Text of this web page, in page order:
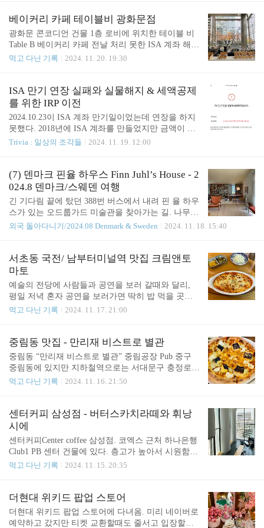
아예 뜨지 않는 경우가 종종...? 결국 데이터 사용량
이 늘어나게 되어, KT에서 KT알뜰폰으로 갈아타기
도 했다..
가 서울의 시골 같은 느낌.광화문,서대문과 신촌 사
이에 끼어 있고 오래전엔 나름 메인스트림이었을텐
데 지금은 시간의 흐름에서 뒤쳐진 느낌이다. 옛 모
아 있는 것이 나는 푸근하고 좋은데, 주민은들 어떨
보이는 깔끔함과 실제 위생은 큰 차이가 있다고 생각
한다. 막 문을 열어서 깔끔해 보이는 식당도 얼마든
지 불결하게 운영될 수도 있고, 철길떡볶이는 무허가
..
베이커리 카페 테이블비 광화문점
광화문 콘코디언 건물 1층 로비에 위치한 테이블 비
Table B 베이커리 카페 전날 처리 못한 ISA 계좌 해결
을 위해 이틀 연속 NH증권 광화문금융센터로 출근하
4.10.23이 ISA 계좌 만기일이었는데 연장을 하지 못
했다. 2018년에 ISA 계좌를 만들었지만 금액이 많지
는 않아서 매번 연장을 해왔는데 그만 깜빡해버렸다.
만기일이 지나면 절대 연장은 불가능하mooncake.tist
ory.com회사로 복귀 전 테이블 비에서 아침으로 빵과
커피를 마셨다. * 콘코디언 건물 1층 로비엔 카페가 3
이블 비는..
먹고 다닌 기록 2024. 11. 20. 19:30
ISA 만기 연장 실패와 실물해지 & 세액공제
를 위한 IRP 이전
2024.10.23이 ISA 계좌 만기일이었는데 연장을 하지
못했다. 2018년에 ISA 계좌를 만들었지만 금액이 많
지는 않아서 매번 연장을 해왔는데 그만 깜빡해버렸
받을까하고, 오전에 휴가를 내고 NH증권에 갔다. (1)
만기일이 지난 ISA계좌는 실물해지 가능. 즉, 꼭 계
좌 안에 들어 있는 주식을 매도할 필요는 없다. 실물
해지 처리 시 기존 ISA 계좌의 번호와 안에 들어 있
는 주식은 그대로 유지되고, 계좌 종류만 일반 계좌
로 변경된다. (2) ISA계좌 실물해지 후 바로 다시 새 I
이 필요하지 않다. 모바일로 전부 처리 가능. 내가 영
업점에 ..
Trivia : 일상의 조각들 2024. 11. 19. 12:00
(7) 덴마크 핀율 하우스 Finn Juhl’s House - 2
024.8 덴마크/스웨덴 여행
긴 기다림 끝에 탔던 388번 버스에서 내려 핀 율 하우
스가 있는 오드룹가드 미술관을 찾아가는 길. 나무만
울창하고 사람은 전혀 보이지 않아, 과연 여기가 맞
aard Museum은 11시부터 17시까지 열고, 수요일만 미
술관은 19시까지, 카페는 21시까지. 오드룹가드 입구
를 지나서도 숲 같은 곳을 한참 걸어갔다. 그러다가
드디어 귀족 저택 같은 곳이 보이고 영국식 정원 같
은 곳도 보였다.(영국식 아닐 수도 있음ㅎㅎ 저의 지
식의 한계입니다) 드디어 오드룹가드 미술관 본관 입
입장권을 받았다. 이 큐알 코드를 입장할때마다 찍고
다니면 된다..
외국 돌아다니기/2024.08 Denmark & Sweden 2024. 11. 18. 15:40
서초동 국전/ 남부터미널역 맛집 크림앤토
마토
예술의 전당에 사람들과 공연을 보러 갈때와 달리,
평일 저녁 혼자 공연을 보러가면 딱히 밥 먹을 곳이
없어 남부터미널역 근처 KFC에서 대충 때우는 것이
스타집 “크림 앤 토마토” 예술의 전당을 그렇게 많이
갔는데 국전 가챠삽도 국전 식당가도 이제서야 알게
되다니 인생 헛산 기분이었음. https://mooncake.tistor
자센터 9층Toy Spirits의 클래식 카페 가챠! 남부터미
리즈인데 누가 봐도 그냥 내 취향 100% -패브릭 재질
의 매트, 종이 재질의 장식 종이 두개 ..
먹고 다닌 기록 2024. 11. 17. 21:00
중림동 맛집 - 만리재 비스트로 별관
중림동 “만리재 비스트로 별관” 중림공장 Pub 중구
중림동에 있지만 지하철역으로는 서대문구 충정로역
이랑 제일 가깝고, 또 서울역과도 가까운 편이라 그
ㅎ 이런 애매모호함이 구시가지의 매력인 듯 :D 만리
재 비스트로 별관은 밖에서 보는 것보다 매장이 크
고, 특히 생각보다 층고가 높아서 인상적이었다. 단
골이 많은지 벽 장식장에는 킵해둔 술도 많았다. 레
모네이드 부라타 샐러드 신선한 토마토와 부라타 치
즈의 훌륭한 조합 맛있었다. 초당옥수수관자샐러드
당옥수수가 생각보다 더 잘 어울렸다. 치킨 허브 페
스토 리조토 바질 페스토로 만든 파스타나 리조또야
말로 맛이 없기..
먹고 다닌 기록 2024. 11. 16. 21:50
센터커피 삼성점 - 버터스카치라떼와 휘낭
시에
센터커피Center coffee 삼성점. 코엑스 근처 하나은행
Club1 PB 센터 건물에 있다. 층고가 높아서 시원함 :)
다만 지형의 특성상 여기는 지하이기도 함 ㅎㅎ 커피
원두와 캡슐커피, 굿즈도 판매 중. 나는 아이스 버터
스카치라떼를 주문했는데… 이게 생각보다 더 달고
느끼했다. 맛있는 커피이기는 했지만 밥 먹고 버터스
먹고 다닌 기록 2024. 11. 15. 20:35
더현대 위키드 팝업 스토어
더현대 위키드 팝업 스토어에 다녀옴. 미리 네이버로
예약하고 갔지만 티켓 교환할때도 줄서고 입장할때